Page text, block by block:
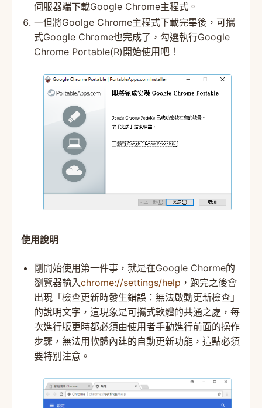
伺服器端下載Google Chrome主程式。
一但將Goolge Chrome主程式下載完畢後，可攜
式Google Chrome也完成了，勾選執行Google
Chrome Portable(R)開始使用吧！
使用說明
剛開始使用第一件事，就是在Google Chorme的
瀏覽器輸入chrome://settings/help ，跑完之後會
出現「檢查更新時發生錯誤：無法啟動更新檢查」
的說明文字，這現象是可攜式軟體的共通之處，每
次進行版更時都必須由使用者手動進行前面的操作
步驟，無法用軟體內建的自動更新功能，這點必須
要特別注意。